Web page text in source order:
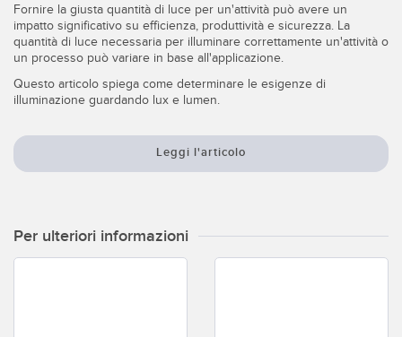
Fornire la giusta quantità di luce per un'attività può avere un
impatto significativo su efficienza, produttività e sicurezza. La
quantità di luce necessaria per illuminare correttamente un'attività o
un processo può variare in base all'applicazione.
Questo articolo spiega come determinare le esigenze di
illuminazione guardando lux e lumen.
Leggi l'articolo
Per ulteriori informazioni